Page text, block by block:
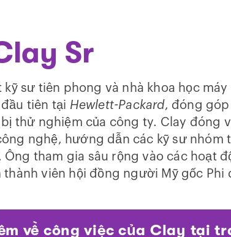
Sr
kỹ sư tiên phong và nhà khoa học
tiên tại Hewlett-Packard, đóng
thử nghiệm của công ty. Clay đóng
nghệ, hướng dẫn các kỹ sư nhóm
Ông tham gia sâu rộng vào các hoạt
viên hội đồng người Mỹ gốc Phi
về công việc của Clay tại